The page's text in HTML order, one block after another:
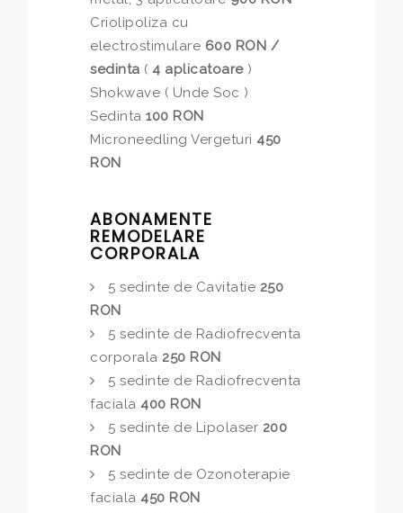
Criolipoliza cu
electrostimulare 600 RON /
sedinta ( 4 aplicatoare)
Shokwave ( Unde Soc )
Sedinta 100 RON
Microneedling Vergeturi 450
RON
ABONAMENTE
REMODELARE
CORPORALA
5 sedinte de Cavitatie 250
RON
5 sedinte de Radiofrecventa
corporala 250 RON
5 sedinte de Radiofrecventa
faciala 400 RON
5 sedinte de Lipolaser 200
RON
5 sedinte de Ozonoterapie
faciala 450 RON